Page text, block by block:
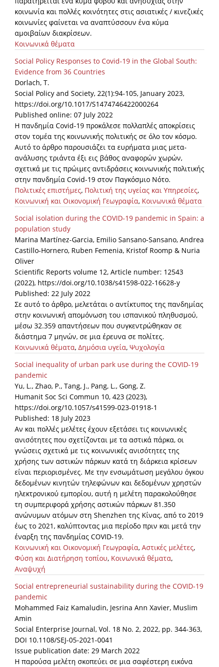
κοινωνία και πολλές κοινότητες στις ασιατικές / κινεζικές
κοινωνίες φαίνεται να αναπτύσσουν ένα κύμα
αμοιβαίων διακρίσεων.
Κοινωνικά θέματα
Social Policy Responses to Covid-19 in the Global South:
Evidence from 36 Countries
Dorlach, T.
Social Policy and Society, 22(1):94-105, January 2023,
https://doi.org/10.1017/S1474746422000264
Published online: 07 July 2022
Η πανδημία Covid-19 προκάλεσε πολλαπλές αποκρίσεις
στον τομέα της κοινωνικής πολιτικής σε όλο τον κόσμο.
Αυτό το άρθρο παρουσιάζει τα ευρήματα μιας μετα-
ανάλυσης τριάντα έξι εις βάθος αναφορών χωρών,
σχετικά με τις πρώιμες αντιδράσεις κοινωνικής πολιτικής
στην πανδημία Covid-19 στον Παγκόσμιο Νότο.
Πολιτικές επιστήμες, Πολιτική της υγείας και Υπηρεσίες,
Κοινωνική και Οικονομική Γεωγραφία, Κοινωνικά θέματα
Social isolation during the COVID-19 pandemic in Spain: a
population study
Marina Martínez-Garcia, Emilio Sansano-Sansano, Andrea
Castillo-Hornero, Ruben Femenia, Kristof Roomp & Nuria
Oliver
Scientific Reports volume 12, Article number: 12543
(2022), https://doi.org/10.1038/s41598-022-16628-y
Published: 22 July 2022
Σε αυτό το άρθρο, μελετάται ο αντίκτυπος της πανδημίας
στην κοινωνική απομόνωση του ισπανικού πληθυσμού,
μέσω 32.359 απαντήσεων που συγκεντρώθηκαν σε
διάστημα 7 μηνών, σε μια έρευνα σε πολίτες.
Κοινωνικά θέματα, Δημόσια υγεία, Ψυχολογία
Social inequality of urban park use during the COVID-19
pandemic
Yu, L., Zhao, P., Tang, J., Pang, L., Gong, Z.
Humanit Soc Sci Commun 10, 423 (2023),
https://doi.org/10.1057/s41599-023-01918-1
Published: 18 July 2023
Αν και πολλές μελέτες έχουν εξετάσει τις κοινωνικές
ανισότητες που σχετίζονται με τα αστικά πάρκα, οι
γνώσεις σχετικά με τις κοινωνικές ανισότητες της
χρήσης των αστικών πάρκων κατά τη διάρκεια κρίσεων
είναι περιορισμένες. Με την ενσωμάτωση μεγάλου όγκου
δεδομένων κινητών τηλεφώνων και δεδομένων χρηστών
ηλεκτρονικού εμπορίου, αυτή η μελέτη παρακολούθησε
τη συμπεριφορά χρήσης αστικών πάρκων 81.350
ανώνυμων ατόμων στη Shenzhen της Κίνας, από το 2019
έως το 2021, καλύπτοντας μια περίοδο πριν και μετά την
έναρξη της πανδημίας COVID-19.
Κοινωνική και Οικονομική Γεωγραφία, Αστικές μελέτες,
Φύση και Διατήρηση τοπίου, Κοινωνικά θέματα,
Αναψυχή
Social entrepreneurial sustainability during the COVID-19
pandemic
Mohammed Faiz Kamaludin, Jesrina Ann Xavier, Muslim
Amin
Social Enterprise Journal, Vol. 18 No. 2, 2022, pp. 344-363,
DOI 10.1108/SEJ-05-2021-0041
Issue publication date: 29 March 2022
Η παρούσα μελέτη σκοπεύει σε μια σαφέστερη εικόνα